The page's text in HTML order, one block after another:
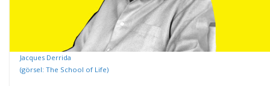
Jacques Derrida
(görsel: The School of Life)